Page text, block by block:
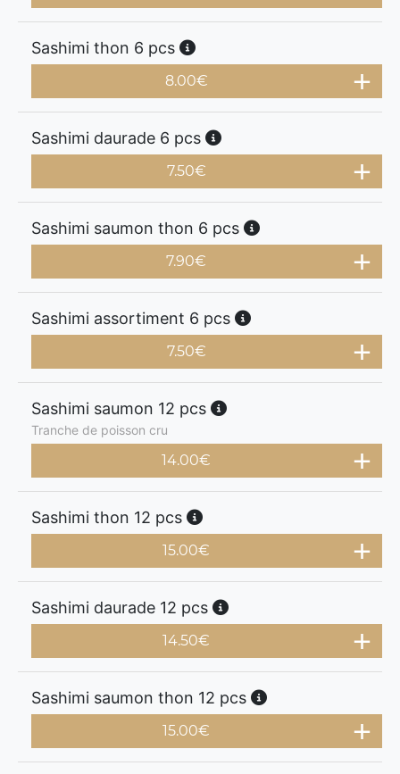
Sashimi thon 6 pcs
8.00€
Sashimi daurade 6 pcs
7.50€
Sashimi saumon thon 6 pcs
7.90€
Sashimi assortiment 6 pcs
7.50€
Sashimi saumon 12 pcs
Tranche de poisson cru
14.00€
Sashimi thon 12 pcs
15.00€
Sashimi daurade 12 pcs
14.50€
Sashimi saumon thon 12 pcs
15.00€